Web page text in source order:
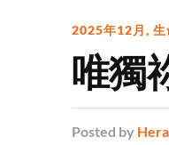
2025年12月, 生
唯獨
Posted by